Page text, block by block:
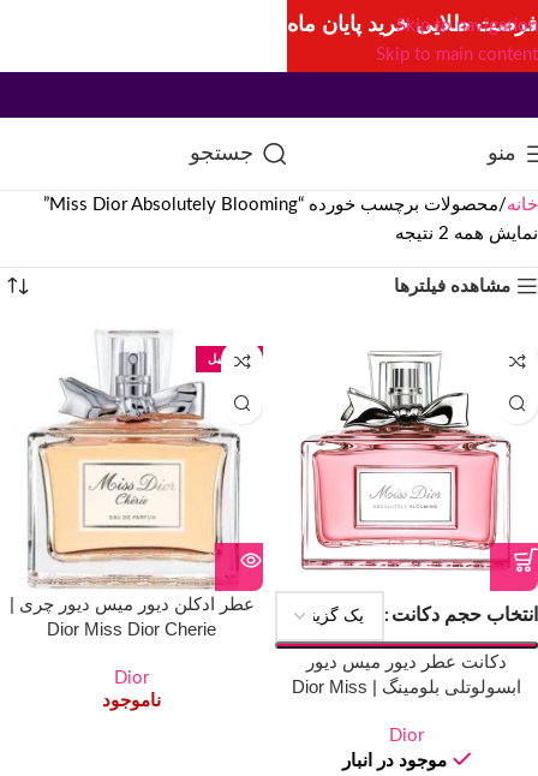
Skip to navigation
Skip to main content
منو جستجو
خانه محصولات برچسب خورده “Miss Dior Absolutely Blooming”
نمایش همه 2 نتیجه
مشاهده فیلترها
انتخاب حجم دکانت
دکانت عطر دیور میس دیور
ابسولوتلی بلومینگ | Dior Miss
Dior
موجود در انبار
100 میل
عطر ادکلن دیور میس دیور چری |
Dior Miss Dior Cherie
Dior
ناموجود
فرصت طلایی خرید پایان ماه